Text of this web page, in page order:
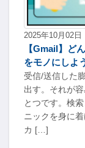
2025年10月02日
【Gmail】ど
をモノにしよ
受信/送信した
出す。それが
とつです。検
ニックを身に
カ […]